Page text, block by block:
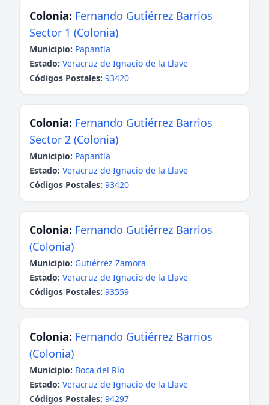
Colonia: Fernando Gutiérrez Barrios
Sector 1 (Colonia)
Municipio: Papantla
Estado: Veracruz de Ignacio de la Llave
Códigos Postales: 93420
Colonia: Fernando Gutiérrez Barrios
Sector 2 (Colonia)
Municipio: Papantla
Estado: Veracruz de Ignacio de la Llave
Códigos Postales: 93420
Colonia: Fernando Gutiérrez Barrios
(Colonia)
Municipio: Gutiérrez Zamora
Estado: Veracruz de Ignacio de la Llave
Códigos Postales: 93559
Colonia: Fernando Gutiérrez Barrios
(Colonia)
Municipio: Boca del Río
Estado: Veracruz de Ignacio de la Llave
Códigos Postales: 94297